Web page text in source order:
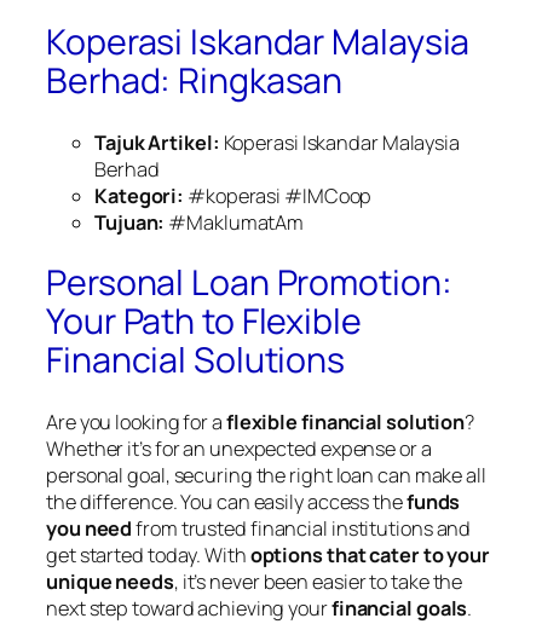
Koperasi Iskandar Malaysia
Berhad: Ringkasan
Tajuk Artikel: Koperasi Iskandar Malaysia
Berhad
Kategori: #koperasi #IMCoop
Tujuan: #MaklumatAm
Personal Loan Promotion:
Your Path to Flexible
Financial Solutions
Are you looking for aflexible financial solution?
Whether it’s for an unexpected expense or a
personal goal, securing the right loan can make all
the difference. You can easily access thefunds
you needfrom trusted financial institutions and
get started today. Withoptions that cater to your
unique needs, it’s never been easier to take the
next step toward achieving yourfinancial goals.